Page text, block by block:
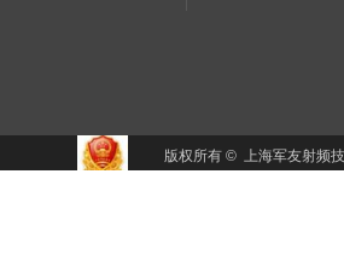
版权所有 © 上海军友射频